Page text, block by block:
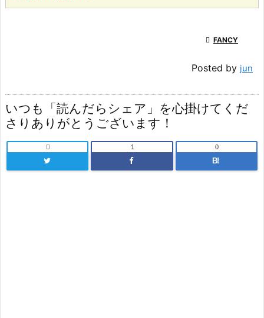
 FANCY
Posted by jun
いつも「読んだらシェア」を心掛けてくだ
さりありがとうございます！
 1
B!
0